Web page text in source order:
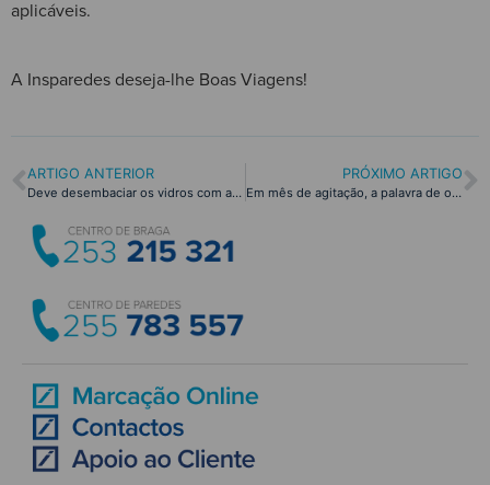
aplicáveis.
A Insparedes deseja-lhe Boas Viagens!
ARTIGO ANTERIOR
Deve desembaciar os vidros com ar frio ou ar quente? Descubra com a Insparedes!
PRÓXIMO ARTIGO
Em mês de agitação, a palavra de ordem é precaução!